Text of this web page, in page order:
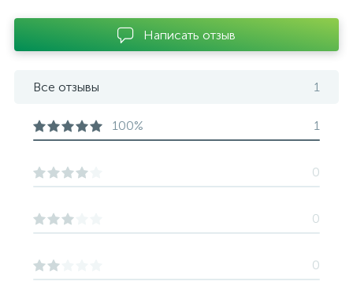
Написать отзыв
Все отзывы 1
100% 1
0
0
0